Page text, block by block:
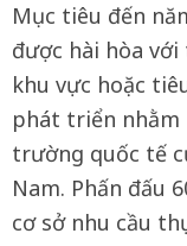
Mục tiêu đến
được hài hòa
khu vực hoặc
phát triển nhằm
trường quốc tế
Nam. Phấn đấu
cơ sở nhu cầu